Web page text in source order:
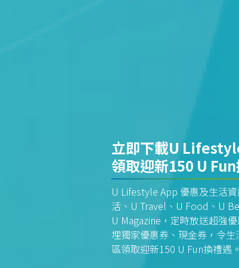
立即下載U
領取迎新150 U Fun
U Lifestyle App 優惠及生活
活、U Travel、U Food、U
U Magazine，定時放送超強
埋獨家優惠券、現金券，令
區領取迎新150 U Fun換禮遇。